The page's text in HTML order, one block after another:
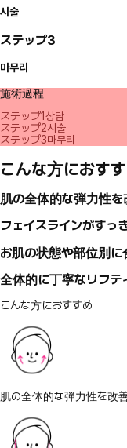
시술
ステップ3
마무리
施術過程
ステップ1상담
ステップ2시술
ステップ3마무리
こんな方におす
肌の全体的な弾力性を
フェイスラインがすっ
お肌の状態や部位別に
全体的に丁寧なリフテ
こんな方におすすめ
肌の全体的な弾力性を改